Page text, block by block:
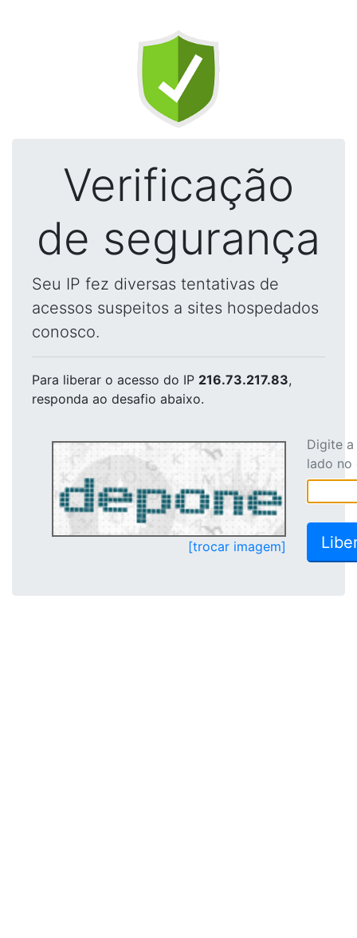
Verificação
de segurança
Seu IP fez diversas tentativas de
acessos suspeitos a sites hospedados
conosco.
Para liberar o acesso do IP 216.73.217.83,
responda ao desafio abaixo.
[trocar imagem]
Digite
lado no